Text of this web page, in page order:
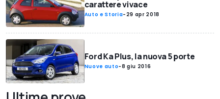
carattere vivace
Auto e Storia- 29 apr 2018
Ford Ka Plus, la nuova 5 porte
Nuove auto-8 giu 2016